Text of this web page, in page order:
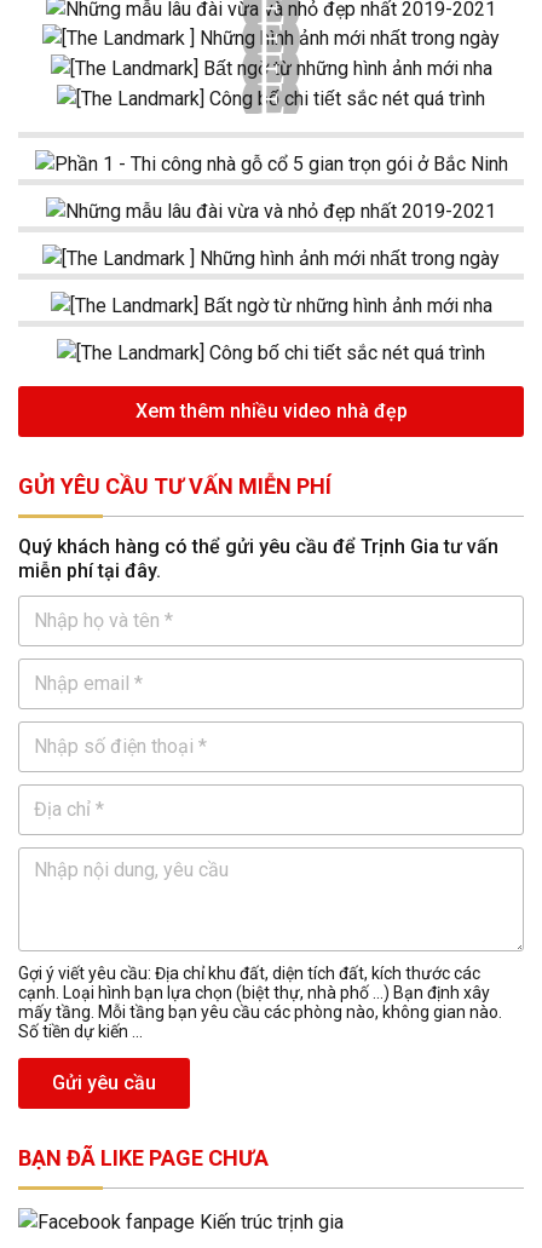
Xem thêm nhiều video nhà đẹp
GỬI YÊU CẦU TƯ VẤN MIỄN PHÍ
Quý khách hàng có thể gửi yêu cầu để Trịnh Gia tư vấn
miễn phí tại đây.
Gợi ý viết yêu cầu: Địa chỉ khu đất, diện tích đất, kích thước các
cạnh. Loại hình bạn lựa chọn (biệt thự, nhà phố …) Bạn định xây
mấy tầng. Mỗi tầng bạn yêu cầu các phòng nào, không gian nào.
Số tiền dự kiến ...
Gửi yêu cầu
BẠN ĐÃ LIKE PAGE CHƯA